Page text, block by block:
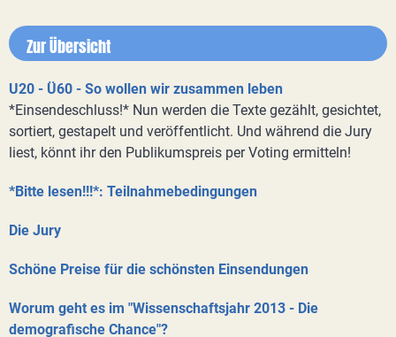
Zur Übersicht
U20 - Ü60 - So wollen wir zusammen leben
*Einsendeschluss!* Nun werden die Texte gezählt, gesichtet,
sortiert, gestapelt und veröffentlicht. Und während die Jury
liest, könnt ihr den Publikumspreis per Voting ermitteln!
*Bitte lesen!!!*: Teilnahmebedingungen
Die Jury
Schöne Preise für die schönsten Einsendungen
Worum geht es im "Wissenschaftsjahr 2013 - Die
demografische Chance"?